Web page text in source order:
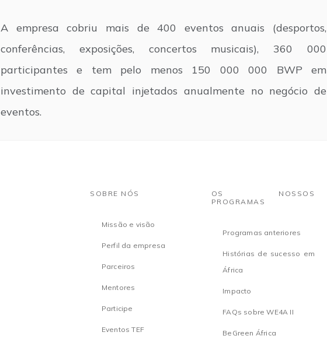
A empresa cobriu mais de 400 eventos anuais (desportos,
conferências, exposições, concertos musicais), 360 000
participantes e tem pelo menos 150 000 000 BWP em
investimento de capital injetados anualmente no negócio de
eventos.
SOBRE NÓS
Missão e visão
Perfil da empresa
Parceiros
Mentores
Participe
Eventos TEF
OS NOSSOS
PROGRAMAS
Programas anteriores
Histórias de sucesso em
África
Impacto
FAQs sobre WE4A II
BeGreen África